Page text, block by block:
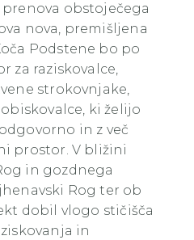
obstoječega
nova, premišljena
Podstene bo po
za raziskovalce,
strokovnjake,
ki želijo
in z več
prostor. V bližini
in gozdnega
Rog ter ob
dobil vlogo stičišča
in